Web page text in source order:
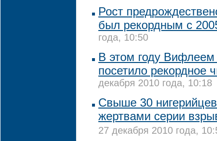
Рост
был рекордным с
года, 10:50
В этом году
посетило рекордное
декабря 2010 года, 10:18
Свыше 30
жертвами серии
27 декабря 2010 года,